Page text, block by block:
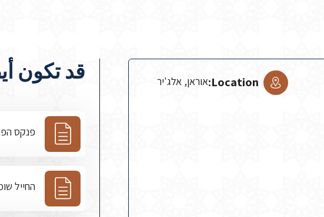
Location: אוראן, אלג'יר قد تكون
פנקס
החייל